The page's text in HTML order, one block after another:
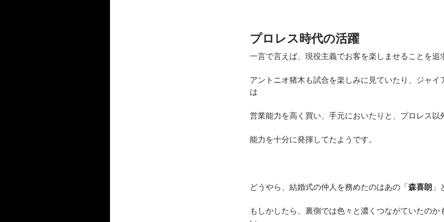
プロレス時代の活躍
一言で言えば、現役主義でお客を楽しませることを追
アントニオ猪木も試合を楽しみに見ていたり、ジャイ
は
営業能力を高く買い、手元においたりと、プロレス以
能力を十分に発揮してたようです。
どうやら、結婚式の仲人を務めたのはあの「森喜朗 」
もしかしたら、裏側では色々と濃くつながていたのか